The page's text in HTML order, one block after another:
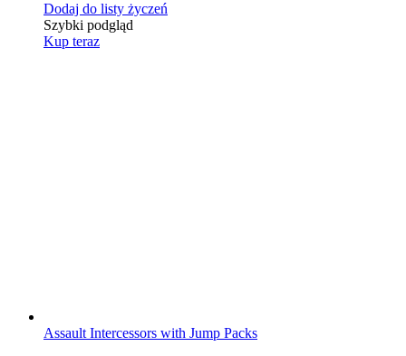
Dodaj do listy życzeń
Szybki podgląd
Kup teraz
Assault Intercessors with Jump Packs